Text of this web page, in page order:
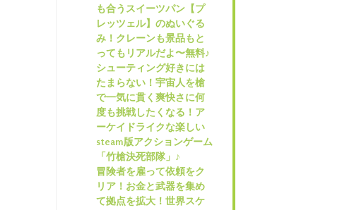
も合うスイーツパン【プ
レッツェル】のぬいぐる
み！クレーンも景品もと
ってもリアルだよ〜無料♪
シューティング好きには
たまらない！宇宙人を槍
で一気に貫く爽快さに何
度も挑戦したくなる！ア
ーケイドライクな楽しい
steam版アクションゲーム
「竹槍決死部隊」♪
冒険者を雇って依頼をク
リア！お金と武器を集め
て拠点を拡大！世界スケ